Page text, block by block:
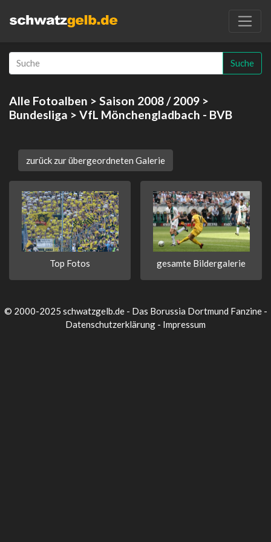
Suche
Alle Fotoalben > Saison 2008 / 2009 >
Bundesliga > VfL Mönchengladbach - BVB
zurück zur übergeordneten Galerie
Top Fotos gesamte Bildergalerie
© 2000-2025 schwatzgelb.de - Das Borussia Dortmund Fanzine -
Datenschutzerklärung - Impressum